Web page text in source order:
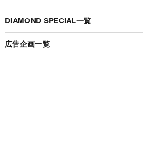
DIAMOND SPECIAL一覧
広告企画一覧